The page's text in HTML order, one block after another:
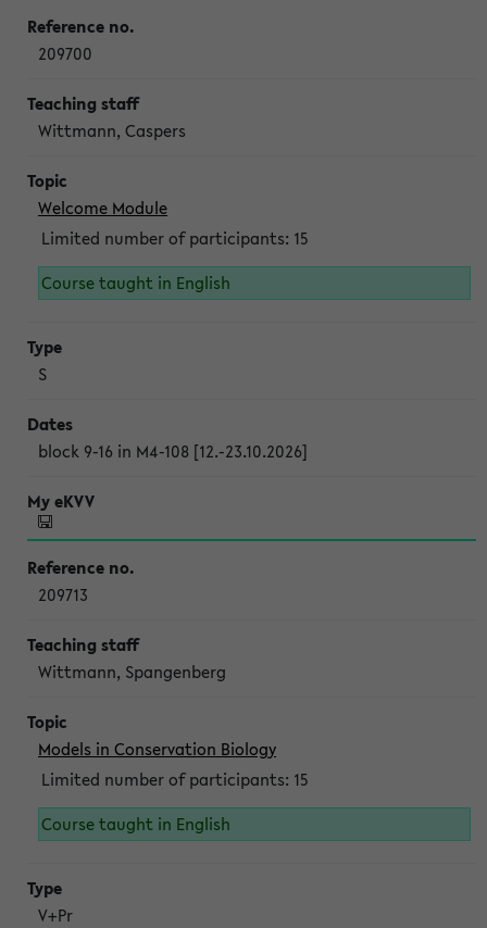
209700
Wittmann, Caspers
Welcome Module
Limited number of participants: 15
Course taught in English
S
block 9-16 in M4-108 [12.-23.10.2026]
209713
Wittmann, Spangenberg
Models in Conservation Biology
Limited number of participants: 15
Course taught in English
V+Pr